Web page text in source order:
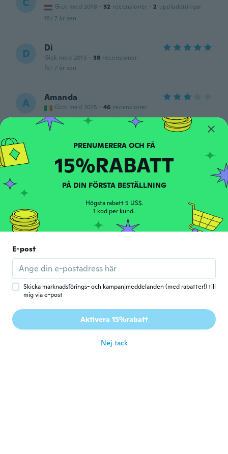
Gick med 2018 · 32 recensioner · 2 uppladdningar
för 7 år sen
D Di
Gick med 2015 · 38 recensioner
för 7 år sen
A Amanda
Gick med 2015 · 46 recensioner
Cant really see carley
för 7 år sen
S Sven
Gick med 2017 · 70 recensioner
för 7 år sen
J 50 recensioner
för 7 år sen
Ž Žanet
Gick med 2015 · 19 recensioner
Fiorella
Gick med 2018 · 9 recensioner
Bueno
PRENUMERERA OCH FÅ
15%RABATT
PÅ DIN FÖRSTA BESTÄLLNING
Högsta rabatt 5 US$.
1 kod per kund.
E-post
Skicka marknadsförings- och kampanjmeddelanden (med rabatter!) till
mig via e-post
Aktivera 15%rabatt
Nej tack